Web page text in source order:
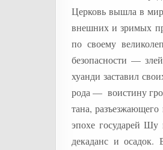
Церковь вышла в
внешних и зримых
по своему
безопасности —
хуанди заставил
рода — воистину
тана,
эпохе государей
декаданс и